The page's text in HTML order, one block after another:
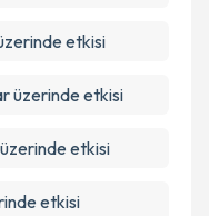
etkisi
üzerinde etkisi
etkisi
etkisi